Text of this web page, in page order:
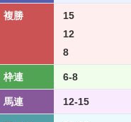
複勝 15
12
8
枠連 6-8
馬連 12-15